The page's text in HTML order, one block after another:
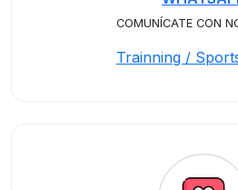
COMUNÍCATE CON
Trainning /